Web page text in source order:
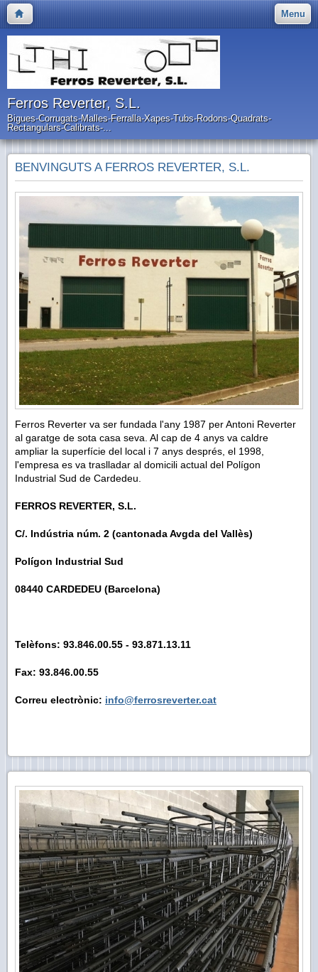
Menu
Ferros Reverter, S.L.
Bigues-Corrugats-Malles-Ferralla-Xapes-Tubs-Rodons-Quadrats-
Rectangulars-Calibrats-...
BENVINGUTS A FERROS REVERTER, S.L.
Ferros Reverter va ser fundada l'any 1987 per Antoni Reverter
al garatge de sota casa seva. Al cap de 4 anys va caldre
ampliar la superfície del local i 7 anys després, el 1998,
l'empresa es va traslladar al domicili actual del Polígon
Industrial Sud de Cardedeu.
FERROS REVERTER, S.L.
C/. Indústria núm. 2 (cantonada Avgda del Vallès)
Polígon Industrial Sud
08440 CARDEDEU (Barcelona)
Telèfons: 93.846.00.55 - 93.871.13.11
Fax: 93.846.00.55
Correu electrònic: info@ferrosreverter.cat